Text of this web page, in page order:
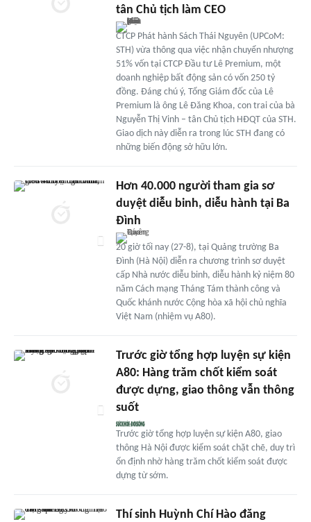
tân Chủ tịch làm CEO
CTCP Phát hành Sách Thái Nguyên (UPCoM:
STH) vừa thông qua việc nhận chuyển nhượng
51% vốn tại CTCP Đầu tư Lê Premium, một
doanh nghiệp bất động sản có vốn 250 tỷ
đồng. Đáng chú ý, Tổng Giám đốc của Lê
Premium là ông Lê Đăng Khoa, con trai của bà
Nguyễn Thị Vinh – tân Chủ tịch HĐQT của STH.
Giao dịch này diễn ra trong lúc STH đang có
những biến động sở hữu lớn.
Hơn 40.000 người tham gia sơ
duyệt diễu binh, diễu hành tại Ba
Đình
20 giờ tối nay (27-8), tại Quảng trường Ba
Đình (Hà Nội) diễn ra chương trình sơ duyệt
cấp Nhà nước diễu binh, diễu hành kỷ niệm 80
năm Cách mạng Tháng Tám thành công và
Quốc khánh nước Cộng hòa xã hội chủ nghĩa
Việt Nam (nhiệm vụ A80).
Trước giờ tổng hợp luyện sự kiện
A80: Hàng trăm chốt kiểm soát
được dựng, giao thông vẫn thông
suốt
Trước giờ tổng hợp luyện sự kiện A80, giao
thông Hà Nội được kiểm soát chặt chẽ, duy trì
ổn định nhờ hàng trăm chốt kiểm soát được
dựng từ sớm.
Thí sinh Huỳnh Chí Hào đăng